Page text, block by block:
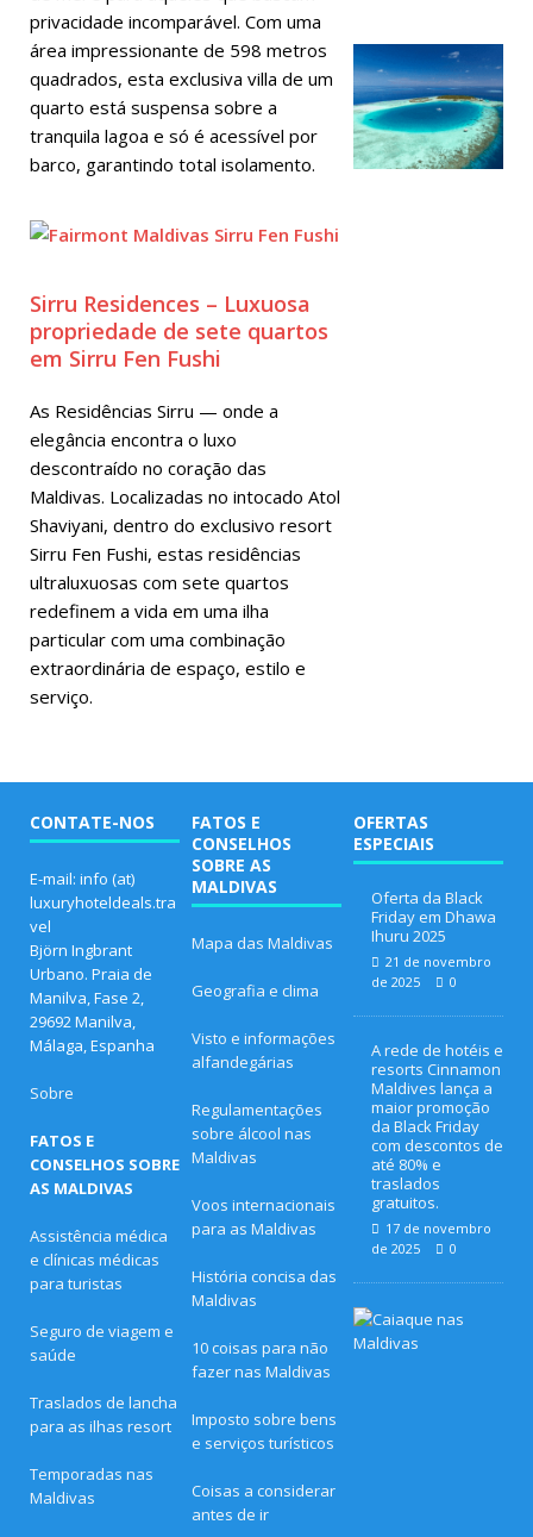
privacidade incomparável. Com uma
área impressionante de 598 metros
quadrados, esta exclusiva villa de um
quarto está suspensa sobre a
tranquila lagoa e só é acessível por
barco, garantindo total isolamento.
Sirru Residences – Luxuosa
propriedade de sete quartos
em Sirru Fen Fushi
As Residências Sirru — onde a
elegância encontra o luxo
descontraído no coração das
Maldivas. Localizadas no intocado Atol
Shaviyani, dentro do exclusivo resort
Sirru Fen Fushi, estas residências
ultraluxuosas com sete quartos
redefinem a vida em uma ilha
particular com uma combinação
extraordinária de espaço, estilo e
serviço.
CONTATE-NOS
E-mail: info (at)
luxuryhoteldeals.tra
vel
Björn Ingbrant
Urbano. Praia de
Manilva, Fase 2,
29692 Manilva,
Málaga, Espanha
Sobre
FATOS E
CONSELHOS SOBRE
AS MALDIVAS
Assistência médica
e clínicas médicas
para turistas
Seguro de viagem e
saúde
Traslados de lancha
para as ilhas resort
Temporadas nas
Maldivas
FATOS E
CONSELHOS
SOBRE AS
MALDIVAS
Mapa das Maldivas
Geografia e clima
Visto e informações
alfandegárias
Regulamentações
sobre álcool nas
Maldivas
Voos internacionais
para as Maldivas
História concisa das
Maldivas
10 coisas para não
fazer nas Maldivas
Imposto sobre bens
e serviços turísticos
Coisas a considerar
antes de ir
OFERTAS
ESPECIAIS
Oferta da Black
Friday em Dhawa
Ihuru 2025
21 de novembro
de 2025
0
A rede de hotéis e
resorts Cinnamon
Maldives lança a
maior promoção
da Black Friday
com descontos de
até 80% e
traslados
gratuitos.
17 de novembro
de 2025
0